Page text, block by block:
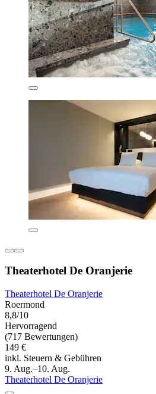
Theaterhotel De Oranjerie
Theaterhotel De Oranjerie
Roermond
8,8/10
Hervorragend
(717 Bewertungen)
149 €
inkl. Steuern & Gebühren
9. Aug.–10. Aug.
Theaterhotel De Oranjerie